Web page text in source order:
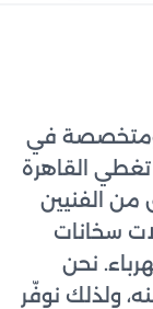
في
تغطي القاهرة
من الفنيين
سخانات
نحن
ولذلك نوفّر